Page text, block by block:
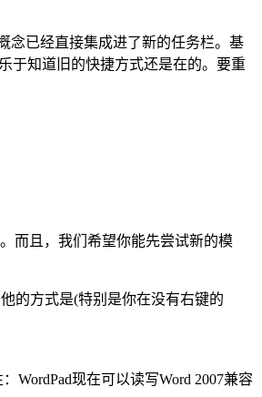
念已经直接集成进了新的任务栏。基
于知道旧的快捷方式还是在的。要重
而且，我们希望你能先尝试新的模
的方式是(特别是你在没有右键的
WordPad现在可以读写Word 2007兼容